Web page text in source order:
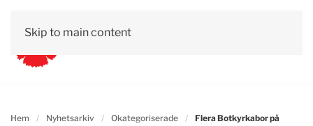
Skip to main content
Hem Nyhetsarkiv Okategoriserade
Flera Botkyrkabor på